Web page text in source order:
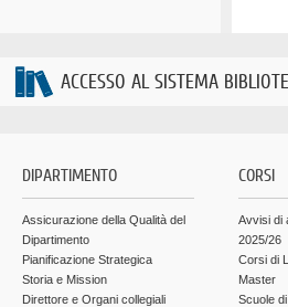
ACCESSO AL SISTEMA
DIPARTIMENTO
Assicurazione della Qualità del
Dipartimento
Pianificazione Strategica
Storia e Mission
Direttore e Organi collegiali
CORSI
Avvisi di
2025/26
Corsi di
Master
Scuole